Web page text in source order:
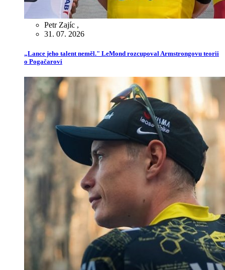
Petr Zajíc ,
31. 07. 2026
„Lance jeho talent neměl." LeMond rozcupoval Armstrongovu teorii
o Pogačarovi